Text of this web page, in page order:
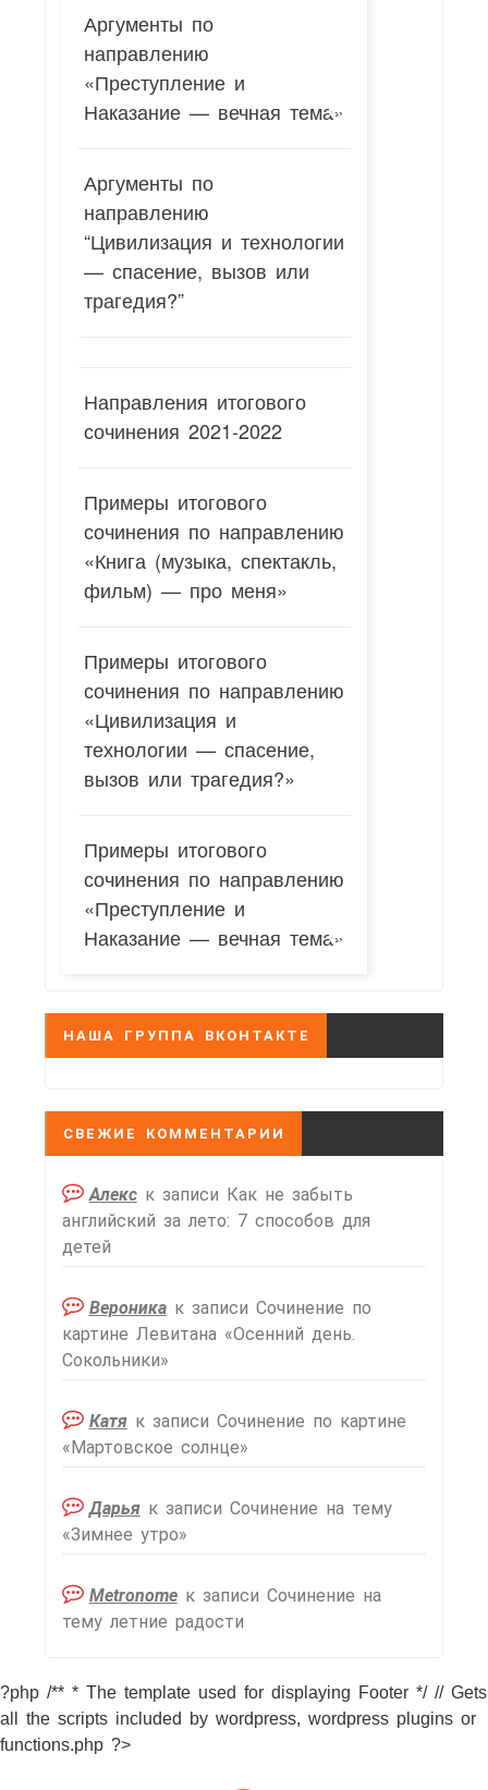
Аргументы по
направлению
«Преступление и
Наказание — вечная тема»
Аргументы по
направлению
“Цивилизация и технологии
— спасение, вызов или
трагедия?”
Направления итогового
сочинения 2021-2022
Примеры итогового
сочинения по направлению
«Книга (музыка, спектакль,
фильм) — про меня»
Примеры итогового
сочинения по направлению
«Цивилизация и
технологии — спасение,
вызов или трагедия?»
Примеры итогового
сочинения по направлению
«Преступление и
Наказание — вечная тема»
НАША ГРУППА ВКОНТАКТЕ
СВЕЖИЕ КОММЕНТАРИИ
Алекск записи Как не забыть
английский за лето: 7 способов для
детей
Вероникак записи Сочинение по
картине Левитана «Осенний день.
Сокольники»
Катяк записи Сочинение по картине
«Мартовское солнце»
Дарьяк записи Сочинение на тему
«Зимнее утро»
Metronomeк записи Сочинение на
тему летние радости
?php /** * The template used for displaying Footer */ // Gets
all the scripts included by wordpress, wordpress plugins or
functions.php ?>